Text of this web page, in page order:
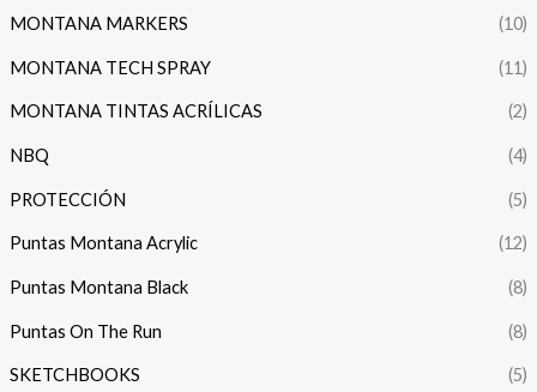
MONTANA MARKERS (10)
MONTANA TECH SPRAY (11)
MONTANA TINTAS ACRÍLICAS (2)
NBQ (4)
PROTECCIÓN (5)
Puntas Montana Acrylic (12)
Puntas Montana Black (8)
Puntas On The Run (8)
SKETCHBOOKS (5)